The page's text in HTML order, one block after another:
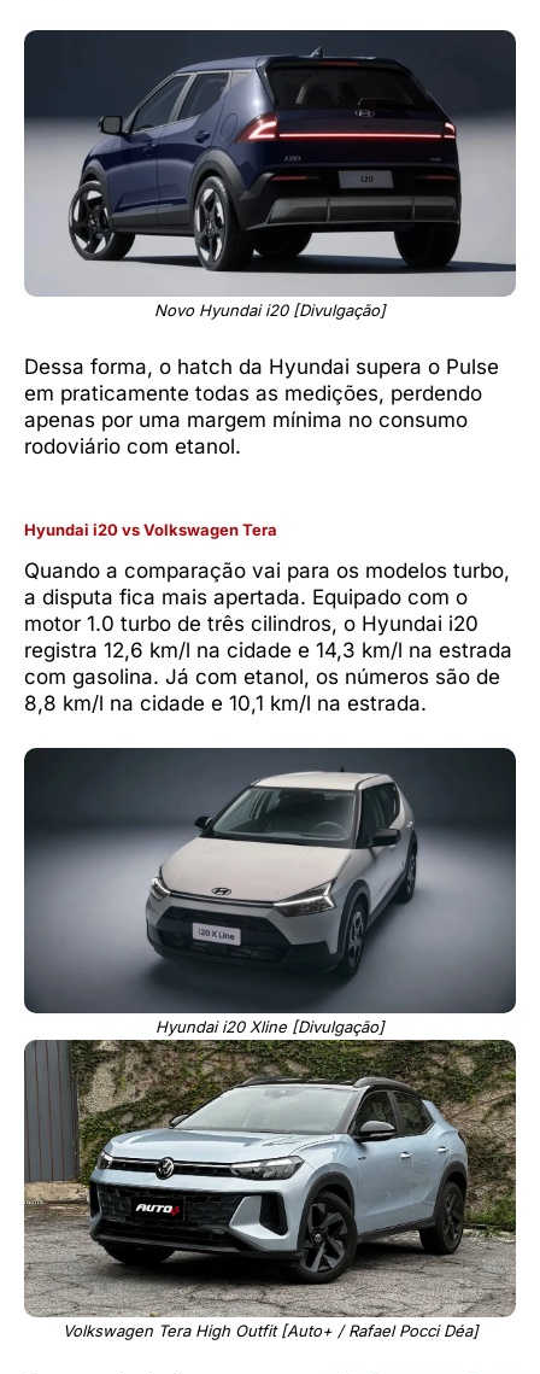
Novo Hyundai i20 [Divulgação]
Dessa forma, o hatch da Hyundai supera o Pulse
em praticamente todas as medições, perdendo
apenas por uma margem mínima no consumo
rodoviário com etanol.
Hyundai i20vsVolkswagen Tera
Quando a comparação vai para os modelos turbo,
a disputa fica mais apertada. Equipado com o
motor 1.0 turbo de três cilindros, o Hyundai i20
registra 12,6 km/l na cidade e 14,3 km/l na estrada
com gasolina. Já com etanol, os números são de
8,8 km/l na cidade e 10,1 km/l na estrada.
Hyundai i20 Xline [Divulgação]
Volkswagen Tera High Outfit [Auto+ / Rafael Pocci Déa]